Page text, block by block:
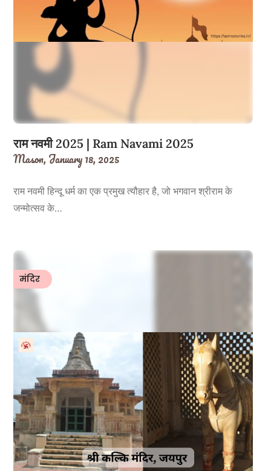
राम नवमी 2025 | Ram Navami 2025
Mason,January 18, 2025
राम नवमी हिन्दू धर्म का एक प्रमुख त्यौहार है, जो भगवान श्रीराम के
जन्मोत्सव के…
मंदिर